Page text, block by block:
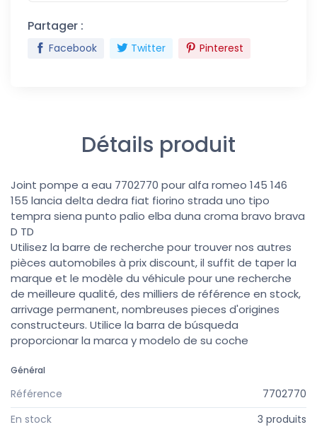
Partager :
Facebook Twitter Pinterest
Détails produit
Joint pompe a eau 7702770 pour alfa romeo 145 146
155 lancia delta dedra fiat fiorino strada uno tipo
tempra siena punto palio elba duna croma bravo brava
D TD
Utilisez la barre de recherche pour trouver nos autres
pièces automobiles à prix discount, il suffit de taper la
marque et le modèle du véhicule pour une recherche
de meilleure qualité, des milliers de référence en stock,
arrivage permanent, nombreuses pieces d'origines
constructeurs. Utilice la barra de búsqueda
proporcionar la marca y modelo de su coche
Général
Référence
7702770
En stock
3 produits